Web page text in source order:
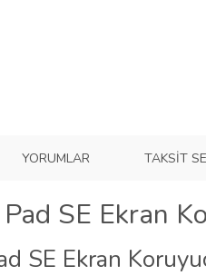
YORUMLAR TAKSIT
SE Ekran
SE Ekran